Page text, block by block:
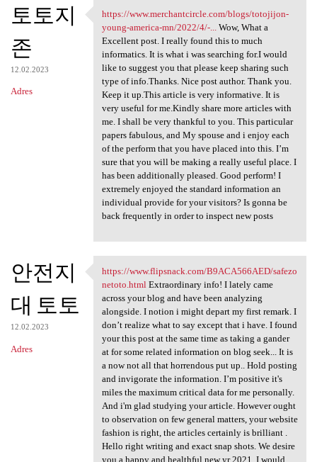
토토지
존
12.02.2023
Adres
https://www.merchantcircle
https://www.merchantcircle.com/blogs/totojijon-
young-america-mn/2022/4/-...
Wow, What a
Excellent post. I really found this to much
informatics. It is what i was searching for.I would
like to suggest you that please keep sharing such
type of info.Thanks. Nice post author. Thank you.
Keep it up.This article is very informative. It is
very useful for me.Kindly share more articles with
me. I shall be very thankful to you. This particular
papers fabulous, and My spouse and i enjoy each
of the perform that you have placed into this. I’m
sure that you will be making a really useful place. I
has been additionally pleased. Good perform! I
extremely enjoyed the standard information an
individual provide for your visitors? Is gonna be
back frequently in order to inspect new posts
안전지
대 토토
12.02.2023
Adres
https://www.flipsnack.com
https://www.flipsnack.com/B9ACA566AED/safezo
netoto.htmlExtraordinary info! I lately came
across your blog and have been analyzing
alongside. I notion i might depart my first remark. I
don’t realize what to say except that i have. I found
your this post at the same time as taking a gander
at for some related information on blog seek... It is
a now not all that horrendous put up.. Hold posting
and invigorate the information. I’m positive it's
miles the maximum critical data for me personally.
And i'm glad studying your article. However ought
to observation on few general matters, your website
fashion is right, the articles certainly is brilliant .
Hello right writing and exact snap shots. We desire
you a happy and healthful new yr 2021. I would